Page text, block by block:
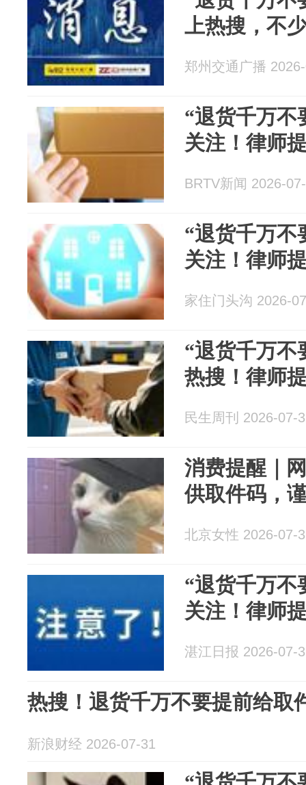
上热搜，不
郑州交通广播
“退货千万不
关注！律师
BRTV新闻 2026-
“退货千万不
关注！律师
家住门头沟 2026-
“退货千万不
热搜！律师
民生周刊 2026-07-
消费提醒｜
供取件码，
北京女性 2026-07-
“退货千万不
关注！律师
湛江日报 2026-07-
热搜！退货千万不要提前给取
新浪财经 2026-07-31